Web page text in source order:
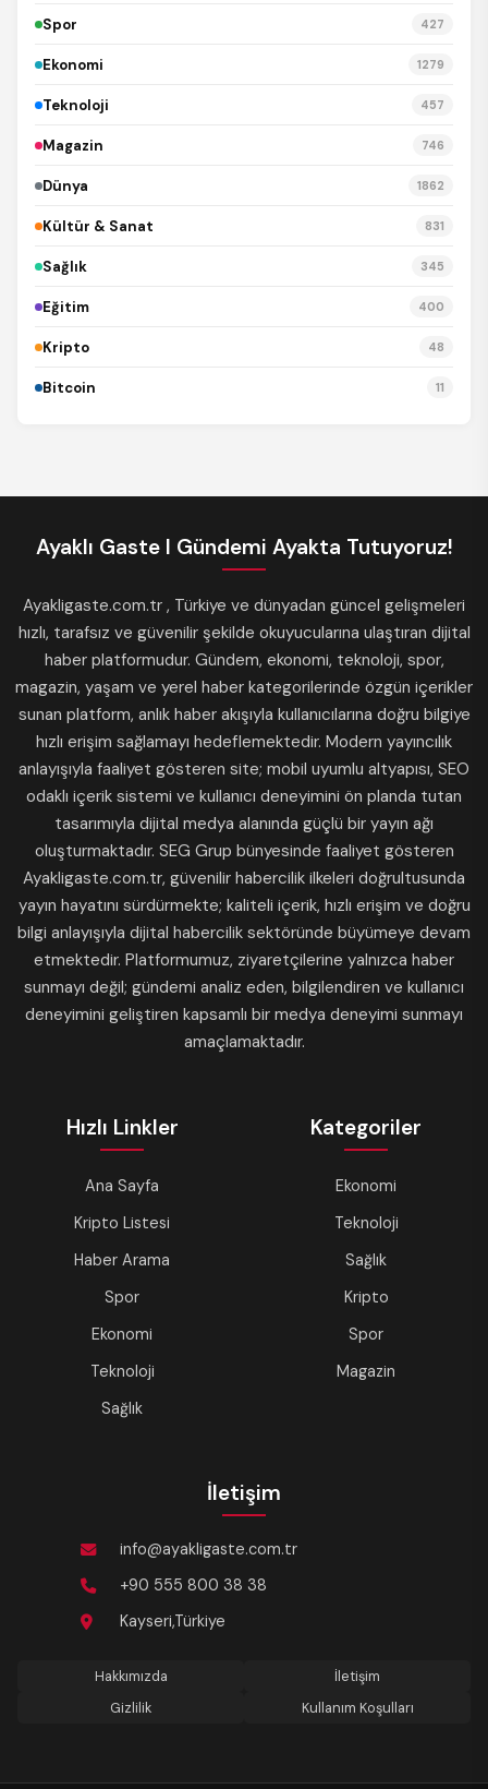
Spor 427
Ekonomi 1279
Teknoloji 457
Magazin 746
Dünya 1862
Kültür & Sanat 831
Sağlık 345
Eğitim 400
Kripto 48
Bitcoin 11
Ayaklı Gaste I Gündemi Ayakta Tutuyoruz!
Ayakligaste.com.tr , Türkiye ve dünyadan güncel gelişmeleri
hızlı, tarafsız ve güvenilir şekilde okuyucularına ulaştıran dijital
haber platformudur. Gündem, ekonomi, teknoloji, spor,
magazin, yaşam ve yerel haber kategorilerinde özgün içerikler
sunan platform, anlık haber akışıyla kullanıcılarına doğru bilgiye
hızlı erişim sağlamayı hedeflemektedir. Modern yayıncılık
anlayışıyla faaliyet gösteren site; mobil uyumlu altyapısı, SEO
odaklı içerik sistemi ve kullanıcı deneyimini ön planda tutan
tasarımıyla dijital medya alanında güçlü bir yayın ağı
oluşturmaktadır. SEG Grup bünyesinde faaliyet gösteren
Ayakligaste.com.tr, güvenilir habercilik ilkeleri doğrultusunda
yayın hayatını sürdürmekte; kaliteli içerik, hızlı erişim ve doğru
bilgi anlayışıyla dijital habercilik sektöründe büyümeye devam
etmektedir. Platformumuz, ziyaretçilerine yalnızca haber
sunmayı değil; gündemi analiz eden, bilgilendiren ve kullanıcı
deneyimini geliştiren kapsamlı bir medya deneyimi sunmayı
amaçlamaktadır.
Hızlı Linkler
Ana Sayfa
Kripto Listesi
Haber Arama
Spor
Ekonomi
Teknoloji
Sağlık
Kategoriler
Ekonomi
Teknoloji
Sağlık
Kripto
Spor
Magazin
İletişim
info@ayakligaste.com.tr
+90 555 800 38 38
Kayseri,Türkiye
Hakkımızda
İletişim
Gizlilik
Kullanım Koşulları